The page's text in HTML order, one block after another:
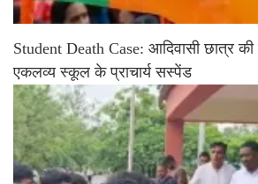
Student Death Case: आदिवासी छात्र
एकलव्य स्कूल के प्राचार्य सस्पेंड